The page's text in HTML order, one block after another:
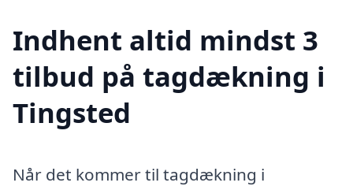
Indhent altid mindst 3
tilbud på tagdækning i
Tingsted
Når det kommer til tagdækning i